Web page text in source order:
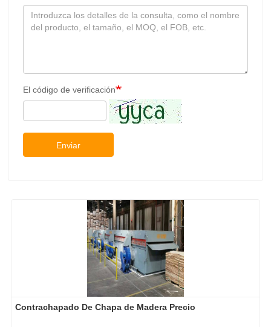
El código de verificación
Enviar
Contrachapado De Chapa de Madera Precio